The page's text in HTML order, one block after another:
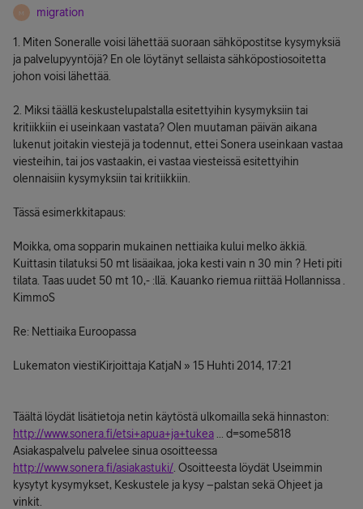
M migration
1. Miten Soneralle voisi lähettää suoraan sähköpostitse kysymyksiä
ja palvelupyyntöjä? En ole löytänyt sellaista sähköpostiosoitetta
johon voisi lähettää.
2. Miksi täällä keskustelupalstalla esitettyihin kysymyksiin tai
kritiikkiin ei useinkaan vastata? Olen muutaman päivän aikana
lukenut joitakin viestejä ja todennut, ettei Sonera useinkaan vastaa
viesteihin, tai jos vastaakin, ei vastaa viesteissä esitettyihin
olennaisiin kysymyksiin tai kritiikkiin.
Tässä esimerkkitapaus:
Moikka, oma sopparin mukainen nettiaika kului melko äkkiä.
Kuittasin tilatuksi 50 mt lisäaikaa, joka kesti vain n 30 min ? Heti piti
tilata. Taas uudet 50 mt 10,- :llä. Kauanko riemua riittää Hollannissa .
KimmoS
Re: Nettiaika Euroopassa
Lukematon viestiKirjoittaja KatjaN » 15 Huhti 2014, 17:21
Täältä löydät lisätietoja netin käytöstä ulkomailla sekä hinnaston:
http://www.sonera.fi/etsi+apua+ja+tukea ... d=some5818
Asiakaspalvelu palvelee sinua osoitteessa
http://www.sonera.fi/asiakastuki/ . Osoitteesta löydät Useimmin
kysytyt kysymykset, Keskustele ja kysy –palstan sekä Ohjeet ja
vinkit.